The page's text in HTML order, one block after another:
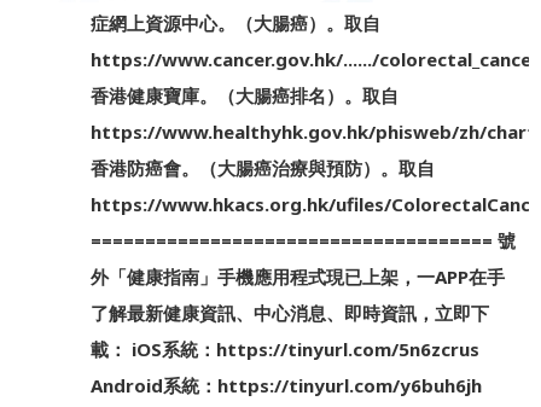
症網上資源中心。（大腸癌）。取自
https://www.cancer.gov.hk/....../
香港健康寶庫。（大腸癌排名）。取自
https://www.healthyhk.gov.hk/phisweb/zh/
香港防癌會。（大腸癌治療與預防）。取自
https://www.hkacs.org.hk/ufiles/
===================================== 號
外「健康指南」手機應用程式現已上架，一APP在手
了解最新健康資訊、中心消息、即時資訊，立即下
載： iOS系統：https://tinyurl.com/5n6zcrus
Android系統：https://tinyurl.com/y6buh6jh